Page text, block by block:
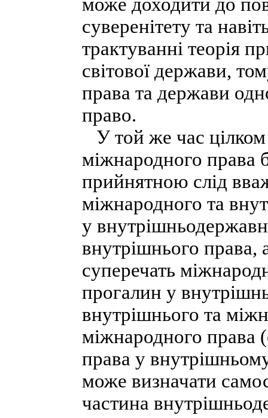
суверенітету та
трактуванні теорія
світової держави,
права та держави
право.
У той же час
міжнародного права
прийнятною слід
міжнародного та
у
внутрішнього
суперечать
прогалин у
внутрішнього та
міжнародного права
права у
може визначати
частина